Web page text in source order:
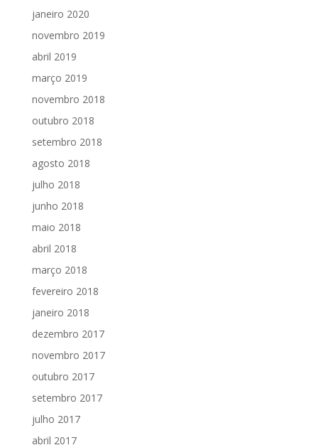
janeiro 2020
novembro 2019
abril 2019
março 2019
novembro 2018
outubro 2018
setembro 2018
agosto 2018
julho 2018
junho 2018
maio 2018
abril 2018
março 2018
fevereiro 2018
janeiro 2018
dezembro 2017
novembro 2017
outubro 2017
setembro 2017
julho 2017
abril 2017